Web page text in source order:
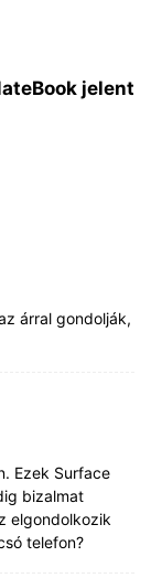
jelent
árral gondolják,
Ezek Surface
bizalmat
elgondolkozik
telefon?